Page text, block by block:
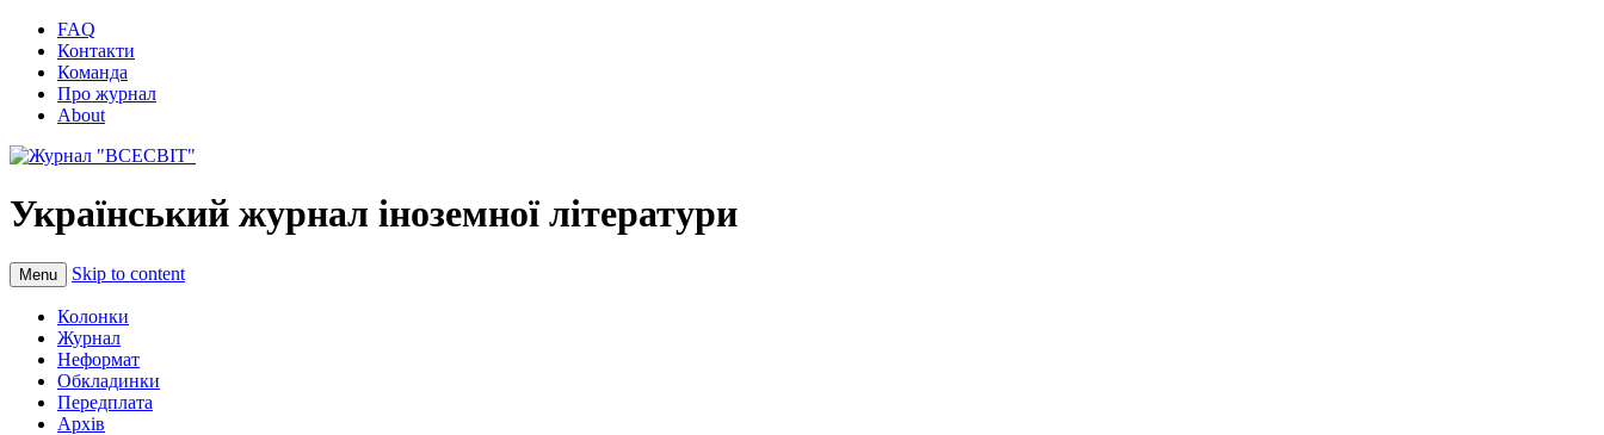
FAQ
Контакти
Команда
Про журнал
About
Український журнал іноземної літератури
Menu Skip to content
Колонки
Журнал
Неформат
Обкладинки
Передплата
Архів